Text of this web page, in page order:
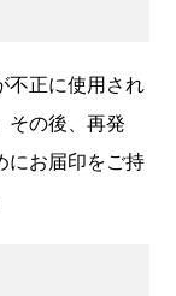
不正に使用され
その後、再発
にお届印をご持